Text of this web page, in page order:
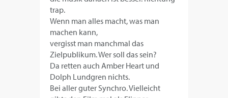
trap.
Wenn man alles macht, was man
machen kann,
vergisst man manchmal das
Zielpublikum. Wer soll das sein?
Da retten auch Amber Heart und
Dolph Lundgren nichts.
Bei aller guter Synchro. Vielleicht